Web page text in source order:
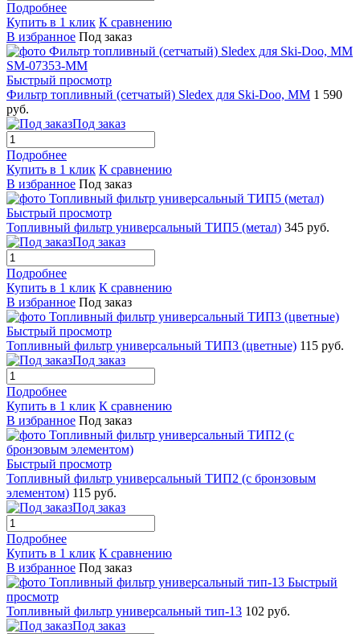
Подробнее
Купить в 1 клик К сравнению
В избранное Под заказ
Быстрый просмотр
Фильтр топливный (сетчатый) Sledex для Ski-Doo, MM 1 590
руб.
Под заказ
Подробнее
Купить в 1 клик К сравнению
В избранное Под заказ
Быстрый просмотр
Топливный фильтр универсальный ТИП5 (метал) 345 руб.
Под заказ
Подробнее
Купить в 1 клик К сравнению
В избранное Под заказ
Быстрый просмотр
Топливный фильтр универсальный ТИП3 (цветные) 115 руб.
Под заказ
Подробнее
Купить в 1 клик К сравнению
В избранное Под заказ
Быстрый просмотр
Топливный фильтр универсальный ТИП2 (с бронзовым
элементом) 115 руб.
Под заказ
Подробнее
Купить в 1 клик К сравнению
В избранное Под заказ
Быстрый
просмотр
Топливный фильтр универсальный тип-13 102 руб.
Под заказ